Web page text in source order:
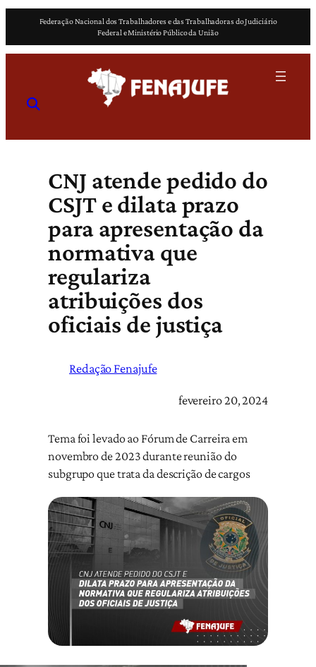
o
Federação Nacional dos Trabalhadores e das Trabalhadoras do Judiciário
Federal e Ministério Público da União
CNJ atende pedido do
CSJT e dilata prazo
para apresentação da
normativa que
regulariza
atribuições dos
oficiais de justiça
Redação Fenajufe
fevereiro 20, 2024
Tema foi levado ao Fórum de Carreira em
novembro de 2023 durante reunião do
subgrupo que trata da descrição de cargos